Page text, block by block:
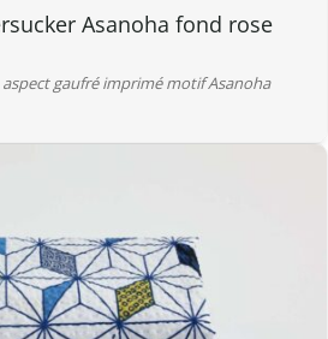
Asanoha fond rose
aspect gaufré imprimé motif Asanoha